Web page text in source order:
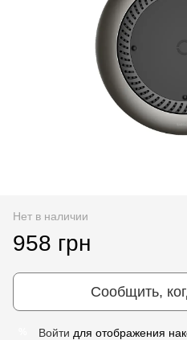
Нет в наличии
958 грн
Сообщить,
Войти для отображения